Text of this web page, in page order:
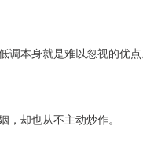
本身就是难以忽视的优点
，却也从不主动炒作。